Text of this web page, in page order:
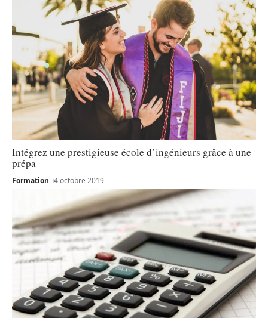
Intégrez une prestigieuse école d’ingénieurs grâce à une
prépa
Formation 4 octobre 2019